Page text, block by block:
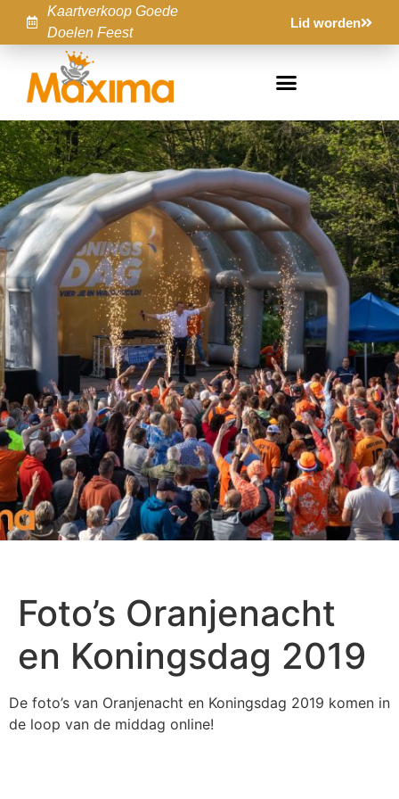
Kaartverkoop Goede
Doelen Feest
Lid worden
Foto’s Oranjenacht
en Koningsdag 2019
De foto’s van Oranjenacht en Koningsdag 2019 komen in
de loop van de middag online!